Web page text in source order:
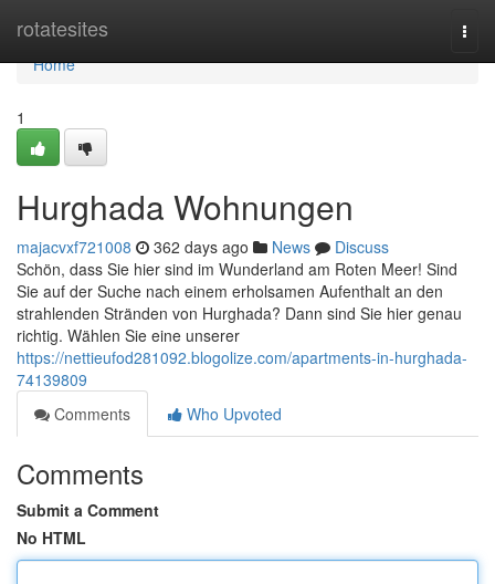
rotatesites
Home
Home
1
Hurghada Wohnungen
majacvxf721008 362 days ago News
Discuss
Schön, dass Sie hier sind im Wunderland am Roten Meer! Sind
Sie auf der Suche nach einem erholsamen Aufenthalt an den
strahlenden Stränden von Hurghada? Dann sind Sie hier genau
richtig. Wählen Sie eine unserer
https://nettieufod281092.blogolize.com/apartments-in-hurghada-
74139809
Comments
Who Upvoted
Comments
Submit a Comment
No HTML